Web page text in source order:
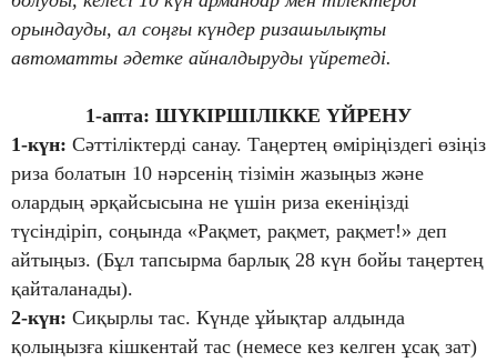
орындауды, ал соңғы күндер ризашылықты
автоматты әдетке айналдыруды үйретеді.
1-апта: ШҮКІРШІЛІККЕ ҮЙРЕНУ
1-күн: Сәттіліктерді санау. Таңертең өміріңіздегі өзіңіз
риза болатын 10 нәрсенің тізімін жазыңыз және
олардың әрқайсысына не үшін риза екеніңізді
түсіндіріп, соңында «Рақмет, рақмет, рақмет!» деп
айтыңыз. (Бұл тапсырма барлық 28 күн бойы таңертең
қайталанады).
2-күн: Сиқырлы тас. Күнде ұйықтар алдында
қолыңызға кішкентай тас (немесе кез келген ұсақ зат)